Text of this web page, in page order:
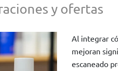
y ofertas
Al integrar
mejoran
escaneado